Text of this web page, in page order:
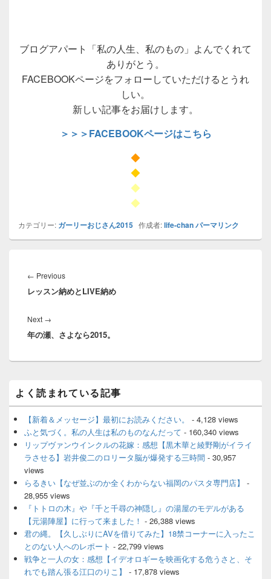
ブログアパート「私の人生、私のもの」よんでくれて
ありがとう。
FACEBOOKページをフォローしていただけるとうれ
しい。
新しい記事をお届けします。
＞＞＞FACEBOOKページはこちら
◆
◆
◆
◆
カテゴリー: ガーリーおじさん2015 作成者:life-chanパーマリンク
稿
ナ
ゲ
ー
シ
← PreviousPrevious
post:
レッスン納めとLIVE納め
Next →
post:
年の瀬、さよなら2015。
ン
サ
イ
バ
ィ
ェ
エ
ア
よく読まれている記事
【新着＆メッセージ】最初にお読みください。
- 4,128 views
ふと気づく。私の人生は私のものなんだって - 160,340 views
リップヴァンウインクルの花嫁：感想【黒木華と綾野剛がイライ
ラさせる】岩井俊二のロリータ脳が爆発する三時間 - 30,957
views
らるきい【なぜ並ぶのか全くわからない福岡のパスタ専門店】
-
28,955 views
『トトロの木』や『千と千尋の神隠し』の湯屋のモデルがある
【元湯陣屋】に行って来ました！ - 26,388 views
君の縄。【久しぶりにAVを借りてみた】18禁コーナーに入ったこ
とのない人へのレポート - 22,799 views
戦争と一人の女：感想【イデオロギーを映画化する危うさと、そ
れでも踏ん張る江口のりこ】
- 17,878 views